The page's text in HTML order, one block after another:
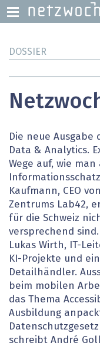
zumDOSSIER
Die neue Ausgabe
Data & Analytics.
Wege auf, wie
Kaufmann, CEO
Zentrums Lab42,
für die Schweiz
versprechend
Lukas Wirth, IT-
KI-Projekte und
Detailhändler.
beim mobilen
das Thema
Ausbildung
schreibt André